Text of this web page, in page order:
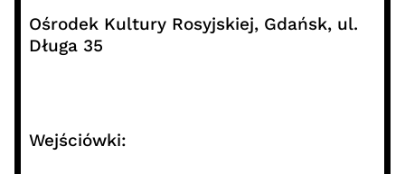
Ośrodek Kultury Rosyjskiej, Gdańsk, ul.
Długa 35
Wejściówki: